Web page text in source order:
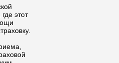
этот